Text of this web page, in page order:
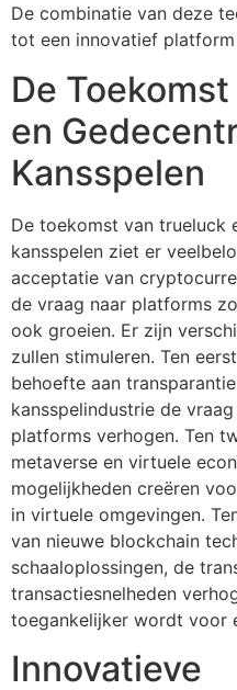
De combinatie van deze
tot een innovatief
De
en
Kansspelen
De toekomst van trueluck
kansspelen ziet er
acceptatie van
de vraag naar platforms
ook groeien. Er zijn
zullen stimuleren. Ten
behoefte aan
kansspelindustrie de
platforms verhogen. Ten
metaverse en virtuele
mogelijkheden creëren
in virtuele omgevingen.
van nieuwe blockchain
schaaloplossingen, de
transactiesnelheden
toegankelijker wordt voor
Innovatieve